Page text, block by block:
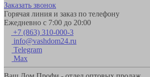
Заказать звонок
Горячая линия и заказ по телефону
Ежедневно с 7:00 до 20:00
+7 (863) 310-000-3
info@vashdom24.ru
Telegram
Max